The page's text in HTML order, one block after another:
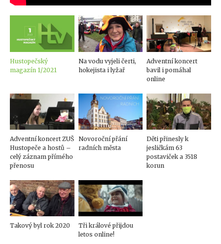
Hustopečský
magazín 1/2021
Na vodu vyjeli čerti,
hokejista i lyžař
Adventní koncert
bavil i pomáhal
online
Adventní koncert ZUŠ
Hustopeče a hostů –
celý záznam přímého
přenosu
Novoroční přání
radních města
Děti přinesly k
jesličkám 63
postaviček a 3518
korun
Takový byl rok 2020
Tři králové přijdou
letos online!